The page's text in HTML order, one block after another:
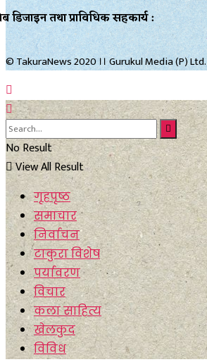
डिजाइन तथा प्राविधिक सहकार्य :
© TakuraNews 2020 ।। Gurukul Media (P) Ltd.
No Result
View All Result
गृहपृष्ठ
समाचार
निर्वाचन
टाकुरा विशेष
पर्यावरण
विचार
कला साहित्य
खेलकुद
विविध